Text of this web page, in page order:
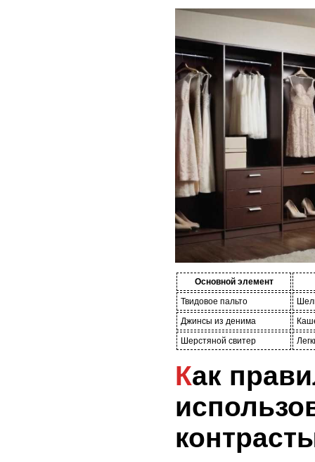
Основной элемент
Твидовое пальто
Джинсы из денима
Шерстяной свитер
Как правильно